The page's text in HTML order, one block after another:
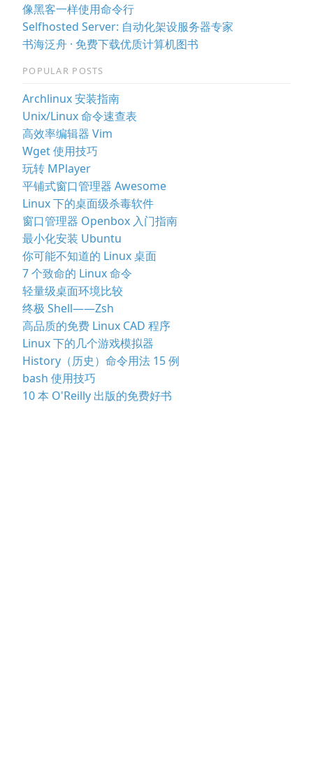
像黑客一样使用命令行
Selfhosted Server: 自动化架设服务器专家
书海泛舟 · 免费下载优质计算机图书
POPULAR POSTS
Archlinux 安装指南
Unix/Linux 命令速查表
高效率编辑器 Vim
Wget 使用技巧
玩转 MPlayer
平铺式窗口管理器 Awesome
Linux 下的桌面级杀毒软件
窗口管理器 Openbox 入门指南
最小化安装 Ubuntu
你可能不知道的 Linux 桌面
7 个致命的 Linux 命令
轻量级桌面环境比较
终极 Shell——Zsh
高品质的免费 Linux CAD 程序
Linux 下的几个游戏模拟器
History（历史）命令用法 15 例
bash 使用技巧
10 本 O'Reilly 出版的免费好书